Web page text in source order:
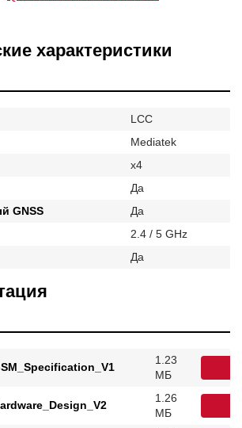
характеристики
LCC
Mediatek
x4
Да
GNSS
Да
2.4 / 5 GHz
Да
1.23
МБ
1.26
МБ